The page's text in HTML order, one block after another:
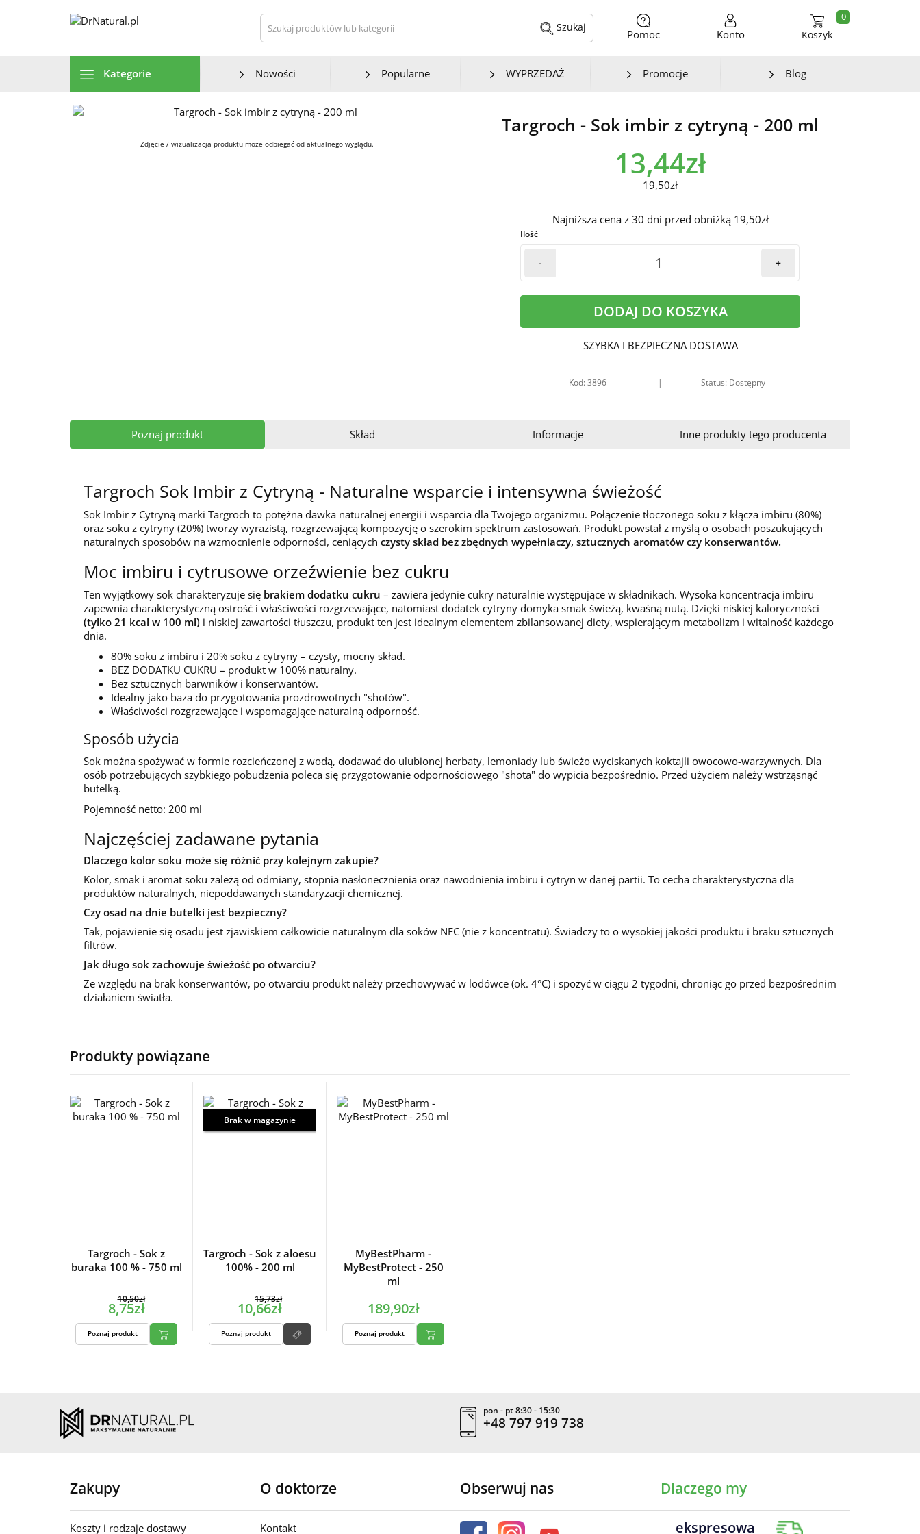
Szukaj produktów lub kategorii Szukaj
Pomoc Konto Koszyk
0
Kategorie Nowości Popularne WYPRZEDAŻ Promocje Blog
Zdjęcie / wizualizacja produktu może odbiegać od aktualnego wyglądu.
Targroch - Sok imbir z cytryną - 200 ml
13,44zł
19,50zł
Najniższa cena z 30 dni przed obniżką 19,50zł
Ilość
- +
DODAJ DO KOSZYKA
SZYBKA I BEZPIECZNA DOSTAWA
Kod: 3896 | Status: Dostępny
Poznaj produkt Skład Informacje Inne produkty tego producenta
Targroch Sok Imbir z Cytryną - Naturalne wsparcie i intensywna świeżość
Sok Imbir z Cytryną marki Targroch to potężna dawka naturalnej energii i wsparcia dla Twojego organizmu. Połączenie tłoczonego soku z kłącza imbiru (80%)
oraz soku z cytryny (20%) tworzy wyrazistą, rozgrzewającą kompozycję o szerokim spektrum zastosowań. Produkt powstał z myślą o osobach poszukujących
naturalnych sposobów na wzmocnienie odporności, ceniących czysty skład bez zbędnych wypełniaczy, sztucznych aromatów czy konserwantów.
Moc imbiru i cytrusowe orzeźwienie bez cukru
Ten wyjątkowy sok charakteryzuje się brakiem dodatku cukru – zawiera jedynie cukry naturalnie występujące w składnikach. Wysoka koncentracja imbiru
zapewnia charakterystyczną ostrość i właściwości rozgrzewające, natomiast dodatek cytryny domyka smak świeżą, kwaśną nutą. Dzięki niskiej kaloryczności
(tylko 21 kcal w 100 ml) i niskiej zawartości tłuszczu, produkt ten jest idealnym elementem zbilansowanej diety, wspierającym metabolizm i witalność każdego
dnia.
80% soku z imbiru i 20% soku z cytryny – czysty, mocny skład.
BEZ DODATKU CUKRU – produkt w 100% naturalny.
Bez sztucznych barwników i konserwantów.
Idealny jako baza do przygotowania prozdrowotnych "shotów".
Właściwości rozgrzewające i wspomagające naturalną odporność.
Sposób użycia
Sok można spożywać w formie rozcieńczonej z wodą, dodawać do ulubionej herbaty, lemoniady lub świeżo wyciskanych koktajli owocowo-warzywnych. Dla
osób potrzebujących szybkiego pobudzenia poleca się przygotowanie odpornościowego "shota" do wypicia bezpośrednio. Przed użyciem należy wstrząsnąć
butelką.
Pojemność netto: 200 ml
Najczęściej zadawane pytania
Dlaczego kolor soku może się różnić przy kolejnym zakupie?
Kolor, smak i aromat soku zależą od odmiany, stopnia nasłonecznienia oraz nawodnienia imbiru i cytryn w danej partii. To cecha charakterystyczna dla
produktów naturalnych, niepoddawanych standaryzacji chemicznej.
Czy osad na dnie butelki jest bezpieczny?
Tak, pojawienie się osadu jest zjawiskiem całkowicie naturalnym dla soków NFC (nie z koncentratu). Świadczy to o wysokiej jakości produktu i braku sztucznych
filtrów.
Jak długo sok zachowuje świeżość po otwarciu?
Ze względu na brak konserwantów, po otwarciu produkt należy przechowywać w lodówce (ok. 4°C) i spożyć w ciągu 2 tygodni, chroniąc go przed bezpośrednim
działaniem światła.
Produkty powiązane
Targroch - Sok z
buraka 100 % - 750 ml
10,50zł
8,75zł
Poznaj produkt
Brak w magazynie
Targroch - Sok z aloesu
100% - 200 ml
15,73zł
10,66zł
Poznaj produkt
MyBestPharm -
MyBestProtect - 250
ml
189,90zł
Poznaj produkt
pon - pt 8:30 - 15:30
+48 797 919 738
Zakupy
Koszty i rodzaje dostawy
O doktorze
Kontakt
Obserwuj nas Dlaczego my
ekspresowa